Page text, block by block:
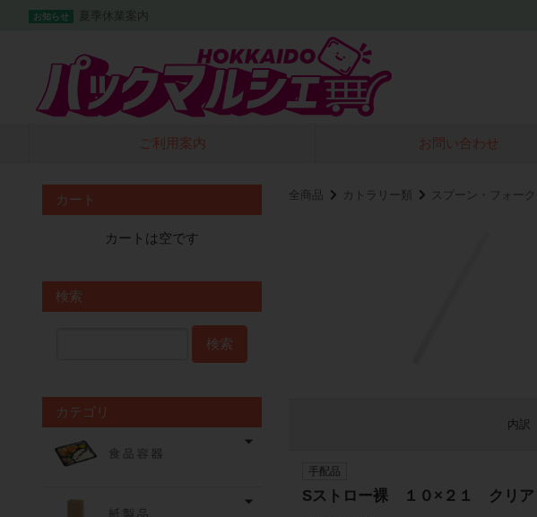
お知らせ 夏季休業案内
ご利用案内 お問い合わせ
全商品 カトラリー類 スプーン・フォーク
内訳
手配品
Sストロー裸 １０×２１ クリ
カート
カートは空です
検索
検索
カテゴリ